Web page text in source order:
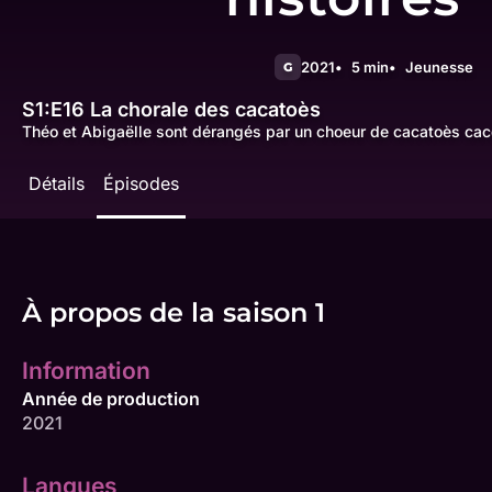
G 2021 5 min Jeunesse
S1:E16 La chorale des cacatoès
Théo et Abigaëlle sont dérangés par un choeur de cacatoès
Détails Épisodes
À propos de la saison 1
Information
Année de production
2021
Langues